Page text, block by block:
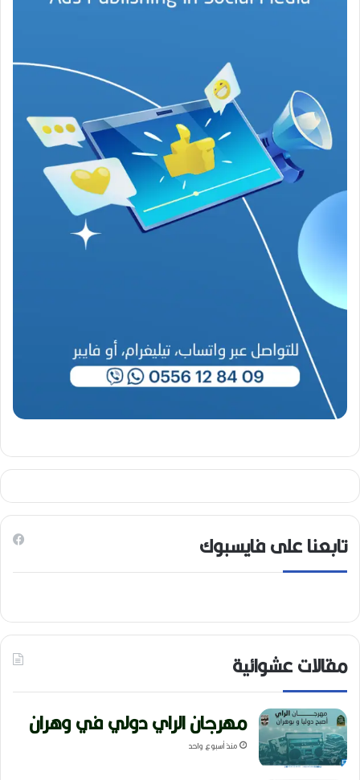
تابعنا على فايسبوك
مقالات عشوائية
مهرجان الراي دولي في وهران
منذ أسبوع واحد